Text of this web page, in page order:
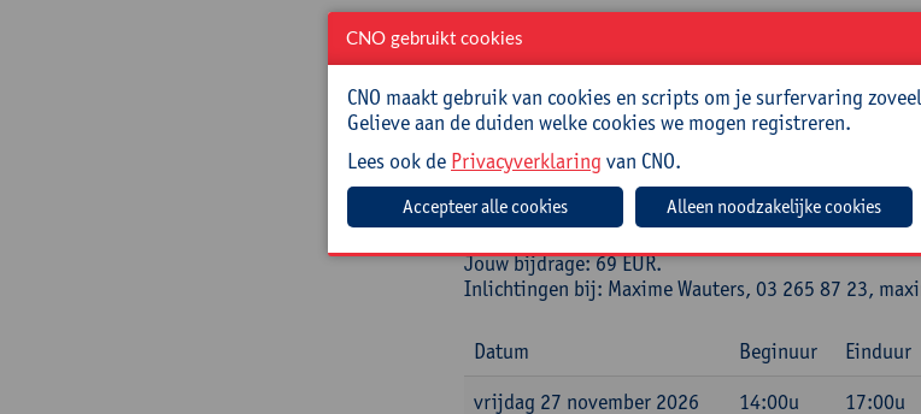
Roel Van Roosbroeck, Els Cassauwers, Rens Delen
ontwikkelen educatieve programma’s en
Praktisch
Cursuscode:26/ECO/050A
Jouw bijdrage: 69 EUR.
Inlichtingen bij: Maxime Wauters, 03 265 87 23,
Datum Beginuur Einduur
vrijdag 27 november 2026
14:00u 17:00u
CNO gebruikt cookies
CNO maakt gebruik van cookies en scripts om je surfervaring
Gelieve aan de duiden welke cookies we mogen registreren.
Lees ook de Privacyverklaring van CNO.